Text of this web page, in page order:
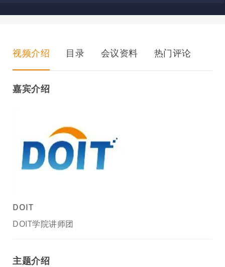
视频介绍 目录 会议资料 热门评论
嘉宾介绍
DOIT
DOIT学院讲师团
主题介绍